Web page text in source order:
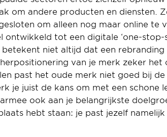
om andere producten en diensten.
om alleen nog maar online te
tot een digitale ‘one-stop-
niet altijd dat een rebranding
van je merk zeker het
past het oude merk niet goed bij de
je juist de kans om met een schone
ook aan je belangrijkste
hebt staan: je past jezelf namelijk